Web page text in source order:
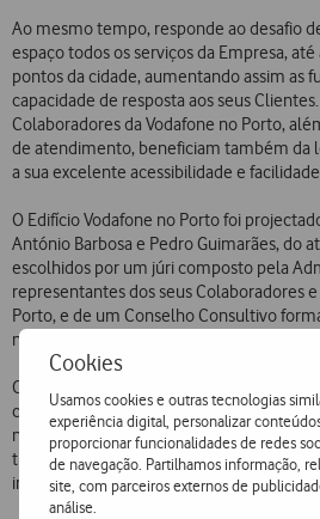
Cookies
Usamos cookies e outras tecnologias
experiência digital, personalizar
proporcionar funcionalidades de redes
de navegação. Partilhamos informação,
site, com parceiros externos de
análise.
Ao mesmo tempo, responde ao desafio
espaço todos os serviços da Empresa,
pontos da cidade, aumentando assim as
capacidade de resposta aos seus
Colaboradores da Vodafone no Porto,
de atendimento, beneficiam também da
a sua excelente acessibilidade e
O Edifício Vodafone no Porto foi
António Barbosa e Pedro Guimarães, do
escolhidos por um júri composto pela
representantes dos seus Colaboradores
Porto, e de um Conselho Consultivo
nacionais de referência.
O novo espaço da Vodafone foi erigido
cinco pisos acima do solo, três pisos no
numa área total de cerca 7500 m2 e
trabalho. A sua construção durou cerca
investimento de 13,4 milhões de euros.